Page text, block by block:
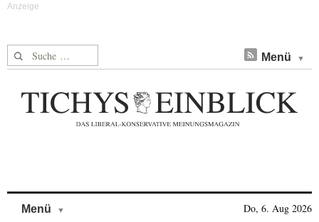
Suche nach: Menü
Menü Do, 6. Aug 2026